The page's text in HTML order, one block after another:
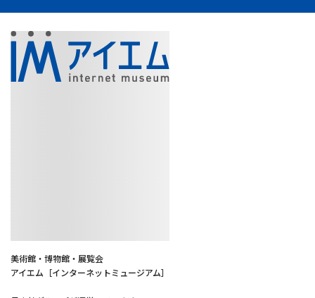
美術館・博物館・展覧会
アイエム［インターネットミュージアム］